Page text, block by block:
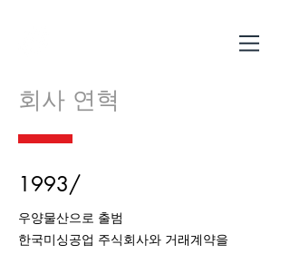
​회사 연혁
1993/
우양물산으로 출범
한국미싱공업 주식회사와 거래계약을